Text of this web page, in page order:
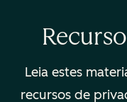
Leia estes
recursos de